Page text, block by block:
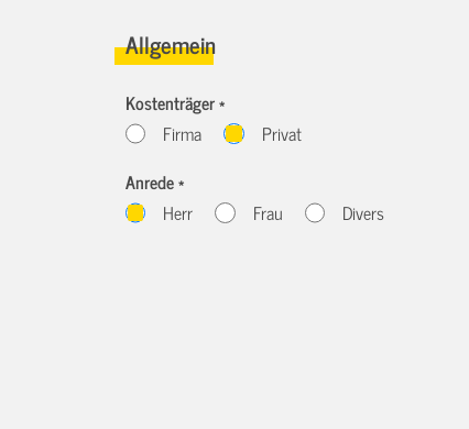
Allgemein
Kostenträger *
Firma
Privat
Anrede *
Herr
Frau Divers